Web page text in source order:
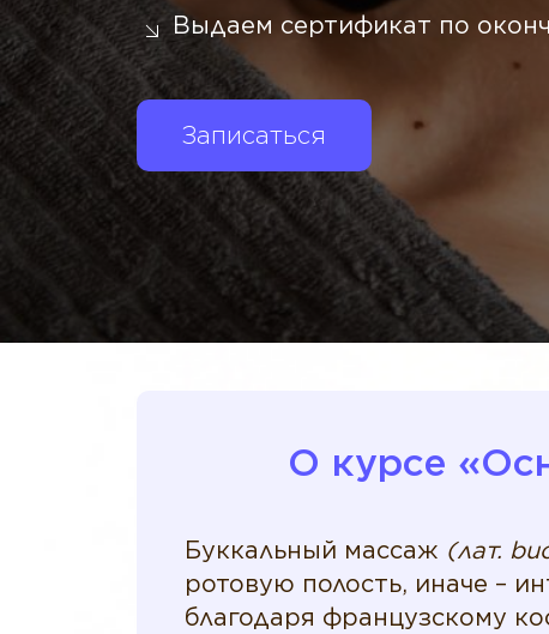
Выдаем сертификат по
Записаться
О курсе
Буккальный массаж (лат.
ротовую полость, иначе –
благодаря французскому